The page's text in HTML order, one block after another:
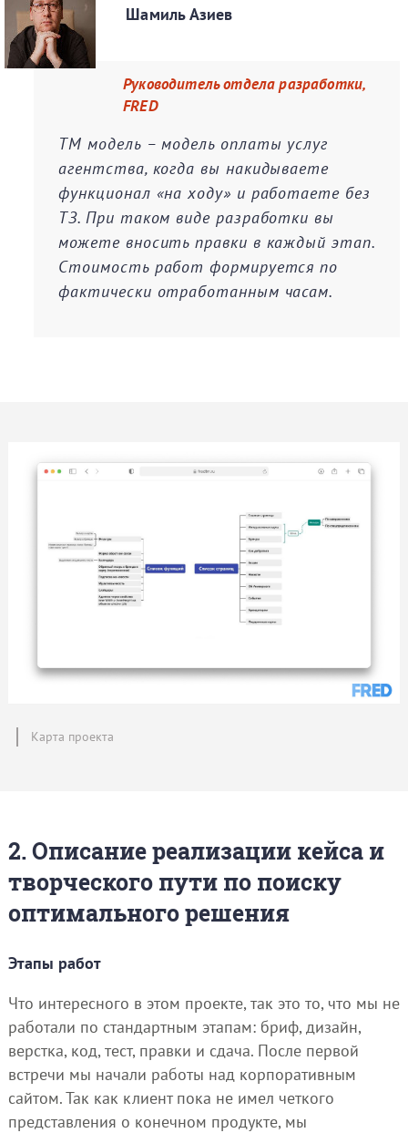
Шамиль Азиев
Руководитель отдела разработки,
FRED
ТМ модель – модель оплаты услуг
агентства, когда вы накидываете
функционал «на ходу» и работаете без
ТЗ. При таком виде разработки вы
можете вносить правки в каждый этап.
Стоимость работ формируется по
фактически отработанным часам.
Карта проекта
2. Описание реализации кейса и
творческого пути по поиску
оптимального решения
Этапы работ
Что интересного в этом проекте, так это то, что мы не
работали по стандартным этапам: бриф, дизайн,
верстка, код, тест, правки и сдача. После первой
встречи мы начали работы над корпоративным
сайтом. Так как клиент пока не имел четкого
представления о конечном продукте, мы